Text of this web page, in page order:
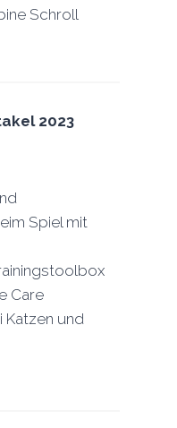
Schroll
2023
Spiel mit
Care
und